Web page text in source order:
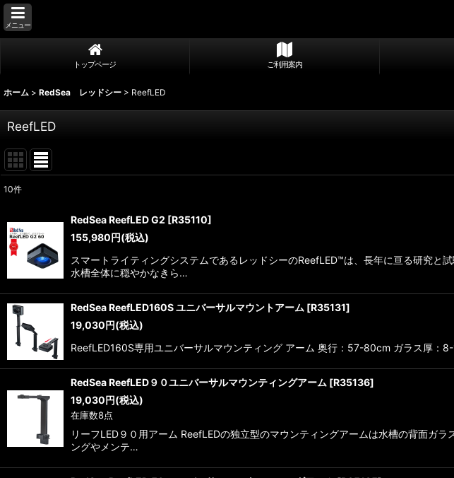
メニュー
トップページ ご利用案内
ホーム > RedSea レッドシー > ReefLED
ReefLED
並び順:
10件
RedSea ReefLED G2 [R35110]
155,980円(税込)
スマートライティングシステムであるレッドシーのReefLED™は、長年に亘る研究と
水槽全体に穏やかなきら…
RedSea ReefLED160S ユニバーサルマウントアーム [R35131]
19,030円(税込)
ReefLED160S専用ユニバーサルマウンティング アーム 奥行：57-80cm ガラス厚：
RedSea ReefLED９０ユニバーサルマウンティングアーム [R35136]
19,030円(税込)
在庫数8点
リーフLED９０用アーム ReefLEDの独立型のマウンティングアームは水槽の背面ガ
ングやメンテ…